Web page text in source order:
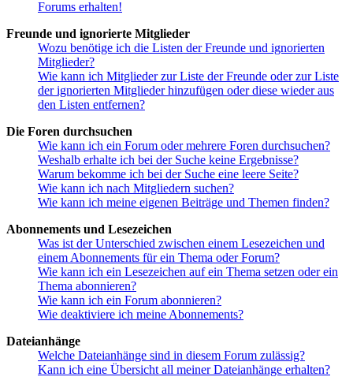
Forums erhalten!
Freunde und ignorierte Mitglieder
Wozu benötige ich die Listen der Freunde und ignorierten
Mitglieder?
Wie kann ich Mitglieder zur Liste der Freunde oder zur Liste
der ignorierten Mitglieder hinzufügen oder diese wieder aus
den Listen entfernen?
Die Foren durchsuchen
Wie kann ich ein Forum oder mehrere Foren durchsuchen?
Weshalb erhalte ich bei der Suche keine Ergebnisse?
Warum bekomme ich bei der Suche eine leere Seite?
Wie kann ich nach Mitgliedern suchen?
Wie kann ich meine eigenen Beiträge und Themen finden?
Abonnements und Lesezeichen
Was ist der Unterschied zwischen einem Lesezeichen und
einem Abonnements für ein Thema oder Forum?
Wie kann ich ein Lesezeichen auf ein Thema setzen oder ein
Thema abonnieren?
Wie kann ich ein Forum abonnieren?
Wie deaktiviere ich meine Abonnements?
Dateianhänge
Welche Dateianhänge sind in diesem Forum zulässig?
Kann ich eine Übersicht all meiner Dateianhänge erhalten?